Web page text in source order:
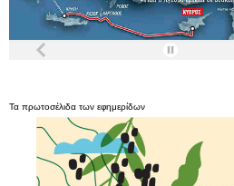
Τα πρωτοσέλιδα των εφημερίδων